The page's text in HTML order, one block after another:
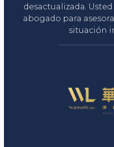
desactualizada.
abogado para
situación